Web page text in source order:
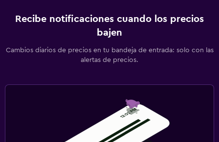
Recibe notificaciones cuando los precios
bajen
Cambios diarios de precios en tu bandeja de entrada: solo con las
alertas de precios.